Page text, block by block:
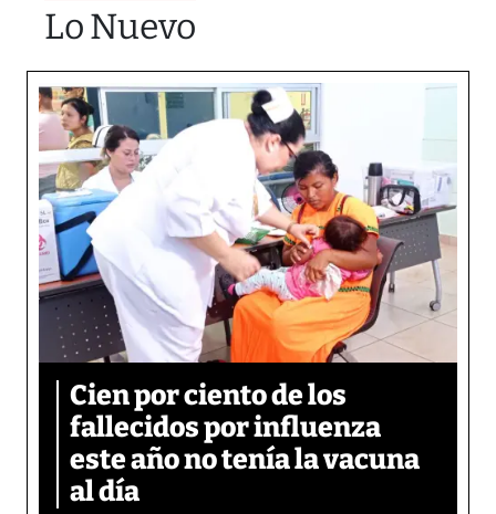
Lo Nuevo
Cien por ciento de los
fallecidos por influenza
este año no tenía la vacuna
al día